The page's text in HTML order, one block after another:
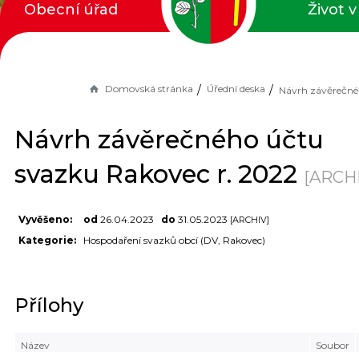
Domovská stránka Úřední deska
Návrh závěrečného účtu
svazku Rakovec r. 2022
Vyvěšeno: od 26.04.2023 do 31.05.2023 [ARCHIV]
Kategorie: Hospodaření svazků obcí (DV, Rakovec)
Přílohy
Název
Soubor
Obecní úřad Život